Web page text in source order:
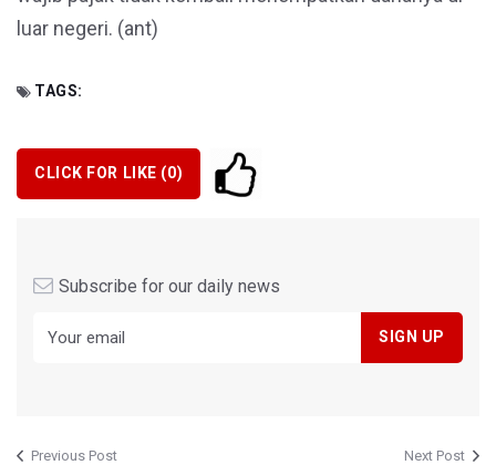
luar negeri. (ant)
TAGS:
CLICK FOR LIKE (0)
Subscribe for our daily news
Previous Post Next Post